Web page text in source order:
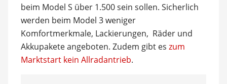
beim Model S über 1.500 sein sollen. Sicherlich
werden beim Model 3 weniger
Komfortmerkmale, Lackierungen, Räder und
Akkupakete angeboten. Zudem gibt es zum
Marktstart kein Allradantrieb.